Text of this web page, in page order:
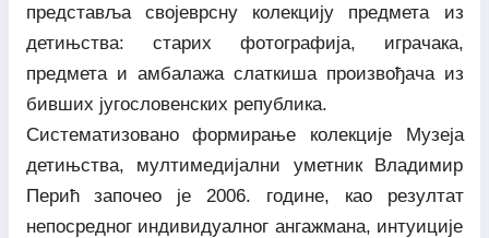
представља својеврсну колекцију предмета из
детињства: старих фотографија, играчака,
предмета и амбалажа слаткиша произвођача из
бивших југословенских република.
Систематизовано формирање колекције Музеја
детињства, мултимедијални уметник Владимир
Перић започео је 2006. године, као резултат
непосредног индивидуалног ангажмана, интуиције